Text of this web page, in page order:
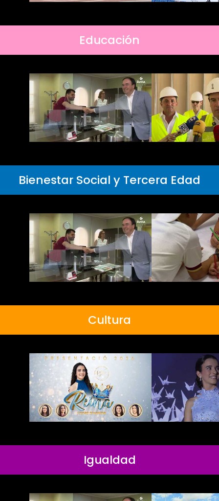
Educación
Bienestar Social y Tercera Edad
Cultura
Igualdad